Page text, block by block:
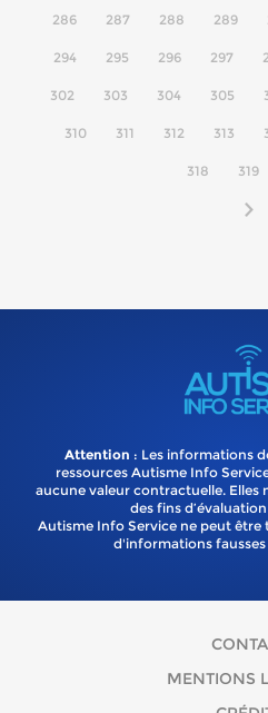
286 287 288 289
294 295 296 297
302 303 304 305
310 311 312 313
318 319
Attention : Les informations
ressources Autisme Info
aucune valeur contractuelle. Elles
des fins
Autisme Info Service ne peut être
d'informations
MENTIONS